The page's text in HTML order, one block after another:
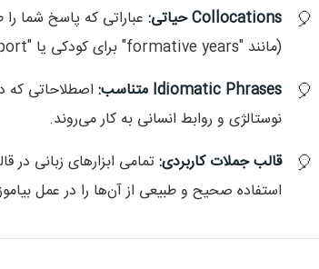
Collocations حیاتی:
عباراتی که پاسخ شما
(مانند "formative years" برای کودکی یا "unwavering support" برای خانواده).
Idiomatic Phrases متناسب:
اصطلاحاتی که
نوستالژی و روابط انسانی به کار می‌روند.
قالب جملات کاربردی:تمامی ابزارهای زبانی در
استفاده صحیح و طبیعی از آن‌ها را در عمل